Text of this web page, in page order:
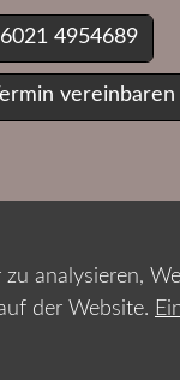
4954689
vereinbaren
analysieren,
der Website.